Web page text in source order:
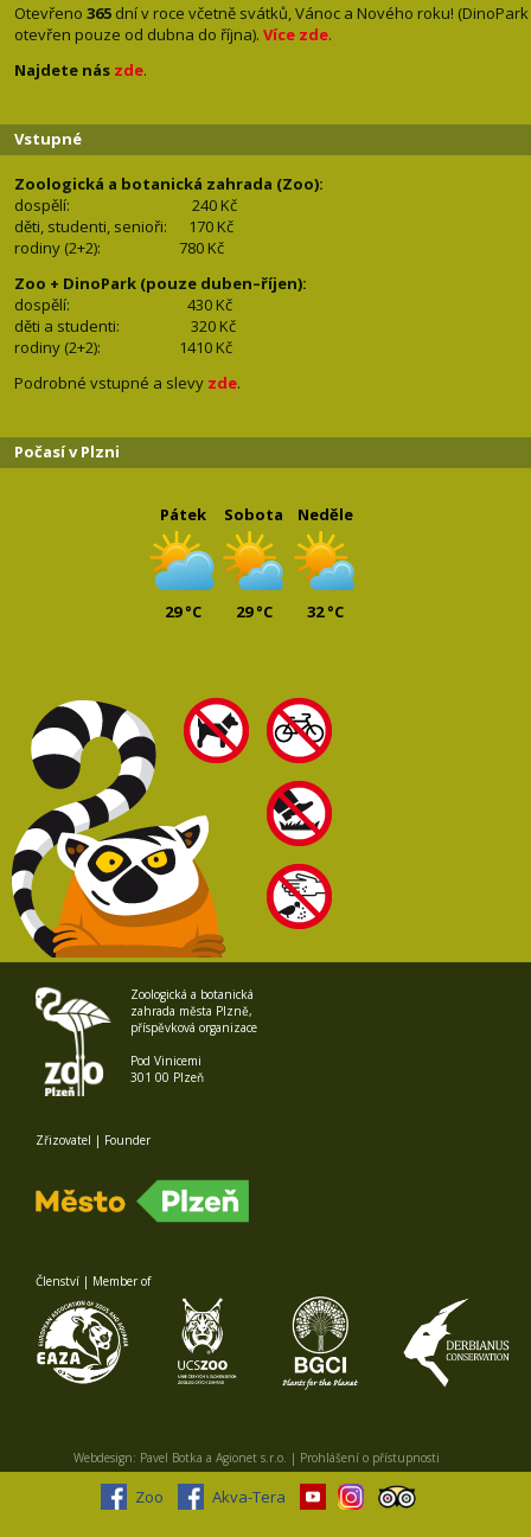
Otevřeno 365 dní v roce včetně svátků, Vánoc a Nového roku! (DinoPark
otevřen pouze od dubna do října). Více zde.
Najdete nás zde.
Vstupné
Zoologická a botanická zahrada (Zoo):
dospělí:
240 Kč
děti, studenti, senioři: 170 Kč
rodiny (2+2): 780 Kč
Zoo + DinoPark (pouze duben–říjen):
dospělí: 430 Kč
děti a studenti: 320 Kč
rodiny (2+2): 1410 Kč
Podrobné vstupné a slevy zde.
Počasí v Plzni
Pátek
29 °C
Sobota
29 °C
Neděle
32 °C
Zoologická a botanická
zahrada města Plzně,
příspěvková organizace
Pod Vinicemi
301 00 Plzeň
Zřizovatel | Founder
Členství | Member of
Webdesign: Pavel Botka a Agionet s.r.o. | Prohlášení o přístupnosti
Zoo Akva-Tera